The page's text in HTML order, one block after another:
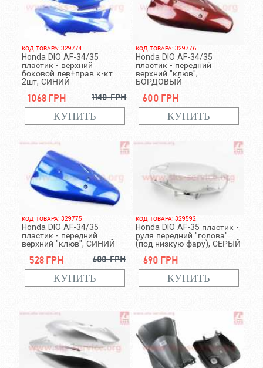
КОД ТОВАРА: 329774
Honda DIO AF-34/35
пластик - верхний
боковой лев+прав к-кт
2шт, СИНИЙ
1068 грн 1140 грн
КОД ТОВАРА: 329776
Honda DIO AF-34/35
пластик - передний
верхний "клюв",
БОРДОВЫЙ
600 грн
КОД ТОВАРА: 329775
Honda DIO AF-34/35
пластик - передний
верхний "клюв", СИНИЙ
528 грн 600 грн
КОД ТОВАРА: 329592
Honda DIO AF-35 пластик -
руля передний "голова"
(под низкую фару), СЕРЫЙ
690 грн